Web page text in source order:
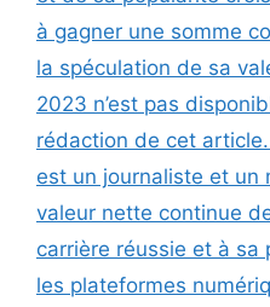
à gagner une somme
la spéculation de sa
2023 n’est pas
rédaction de cet
est un journaliste et un
valeur nette continue
carrière réussie et à sa
les plateformes